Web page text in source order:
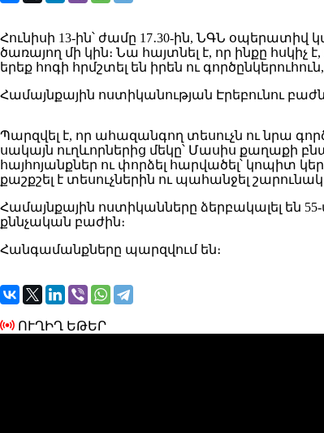
Հունիսի 13-ին՝ ժամը 17․30-ին, ՆԳՆ
ծառայող մի կին։ Նա հայտնել է, որ ինքը
երեք հոգի հրմշտել են իրեն ու
Համայնքային ոստիկանության Էրեբունու
Պարզվել է, որ ահազանգող տեսուչն ու նրա
սակայն ուղևորներից մեկը՝ Մասիս քաղաքի
հայհոյանքներ ու փորձել հարվածել՝ կոպիտ
քաշքշել է տեսուչներին ու պահանջել
Համայնքային ոստիկանները ձերբակալել են
քննչական բաժին։
Հանգամանքները պարզվում են։
ՈՒՂԻՂ ԵԹԵՐ